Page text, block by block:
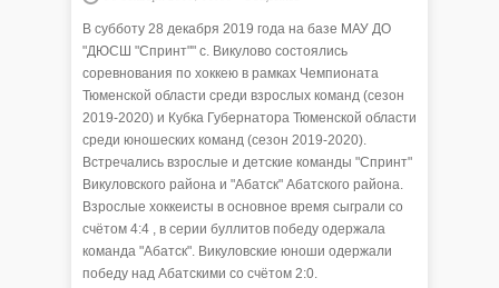
В субботу 28 декабря 2019 года на базе МАУ ДО
"ДЮСШ "Спринт"" с. Викулово состоялись
соревнования по хоккею в рамках Чемпионата
Тюменской области среди взрослых команд (сезон
2019-2020) и Кубка Губернатора Тюменской области
среди юношеских команд (сезон 2019-2020).
Встречались взрослые и детские команды "Спринт"
Викуловского района и "Абатск" Абатского района.
Взрослые хоккеисты в основное время сыграли со
счётом 4:4 , в серии буллитов победу одержала
команда "Абатск". Викуловские юноши одержали
победу над Абатскими со счётом 2:0.